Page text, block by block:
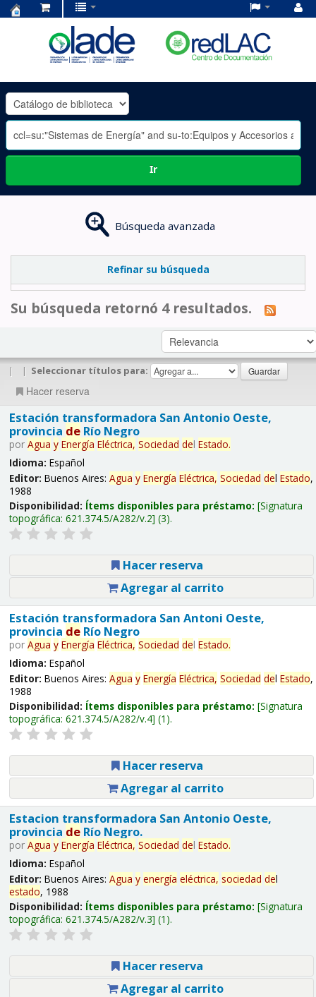
OLADE
-
Ir
Búsqueda avanzada
Refinar su búsqueda
Su búsqueda retornó 4 resultados.
| | Seleccionar títulos para:
Hacer reserva
Estación transformadora San Antonio Oeste,
provincia deRío Negro
por Agua y Energía Eléctrica, Sociedad del Estado.
Idioma: Español
Editor: Buenos Aires: Agua y Energía Eléctrica, Sociedad del Estado,
1988
Disponibilidad: Ítems disponibles para préstamo: Signatura
topográfica: 621.374.5/A282/v.2 (3).
Hacer reserva
Agregar al carrito
Estación transformadora San Antoni Oeste,
provincia deRío Negro
por Agua y Energía Eléctrica, Sociedad del Estado.
Idioma: Español
Editor: Buenos Aires: Agua y Energía Eléctrica, Sociedad del Estado,
1988
Disponibilidad: Ítems disponibles para préstamo: Signatura
topográfica: 621.374.5/A282/v.4 (1).
Hacer reserva
Agregar al carrito
Estacion transformadora San Antonio Oeste,
provincia deRío Negro.
por Agua y Energía Eléctrica, Sociedad del Estado.
Idioma: Español
Editor: Buenos Aires: Agua y energía eléctrica, sociedad del
estado, 1988
Disponibilidad: Ítems disponibles para préstamo: Signatura
topográfica: 621.374.5/A282/v.3 (1).
Hacer reserva
Agregar al carrito